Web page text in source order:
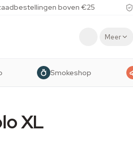
boven €25
Meer
Smokeshop
XL